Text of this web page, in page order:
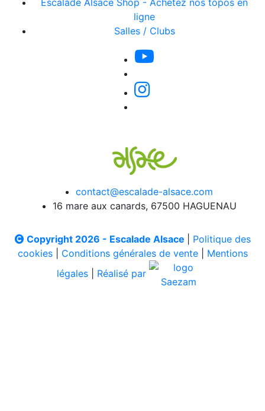
Escalade Alsace Shop - Achetez nos topos en
ligne
Salles / Clubs
contact@escalade-alsace.com
16 mare aux canards, 67500 HAGUENAU
Copyright 2026 - Escalade Alsace
Politique des
cookies| Conditions générales de vente| Mentions
légales
Réalisé par